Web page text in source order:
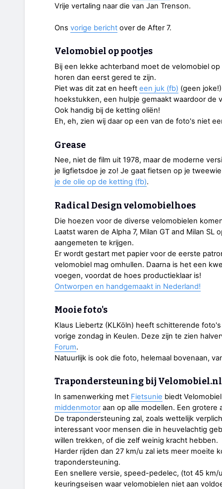
Vrije vertaling naar die van Jan Trenson.
Ons vorige bericht over de After 7.
Velomobiel op pootjes
Bij een lekke achterband moet de velomobiel
horen dan eerst gered te zijn.
Piet was dit zat en heeft een juk (fb) (geen
hoekstukken, een hulpje gemaakt waardoor de
Ook handig bij de ketting oliën!
Eh, eh, zien wij daar op een van de foto's niet
Grease
Nee, niet de film uit 1978, maar de moderne
je ligfietsdoe je zo! Je gaat fietsen op je
je de olie op de ketting (fb).
Radical Design velomobielhoes
Die hoezen voor de diverse velomobielen
Laatst waren de Alpha 7, Milan GT and Milan
aangemeten te krijgen.
Er wordt gestart met papier voor de eerste
velomobiel mag omhullen. Daarna is het een
voegen, voordat de hoes productieklaar is!
Ontworpen en handgemaakt in Nederland!
Mooie foto's
Klaus Liebertz (KLKöln) heeft schitterende
vorige zondag in Keulen. Deze zijn te zien
Forum.
Natuurlijk is ook die foto, helemaal bovenaan,
Trapondersteuning bij Velomobiel.nl
In samenwerking met Fietsunie biedt
middenmotor aan op alle modellen. Een grotere
De trapondersteuning zal, zoals wettelijk
interessant voor mensen die in heuvelachtig
willen trekken, of die zelf weinig kracht hebben.
Harder rijden dan 27 km/u zal iets meer moeite
trapondersteuning.
Een snellere versie, speed-pedelec, (tot 45 km/
keuringseisen waar velomobielen niet aan